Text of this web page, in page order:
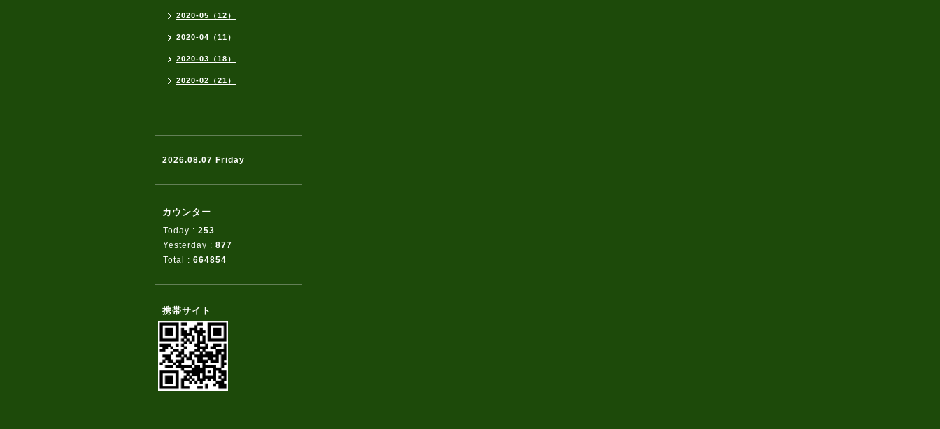
2020-05（12）
2020-04（11）
2020-03（18）
2020-02（21）
2026.08.07 Friday
カウンター
Today : 253
Yesterday : 877
Total : 664854
携帯サイト